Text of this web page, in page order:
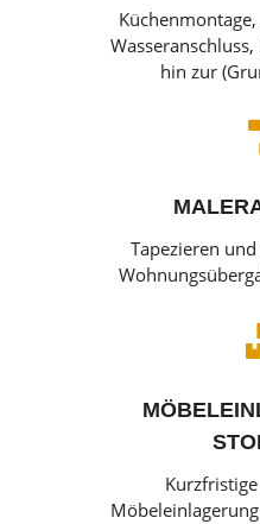
hin zur
Tapezieren